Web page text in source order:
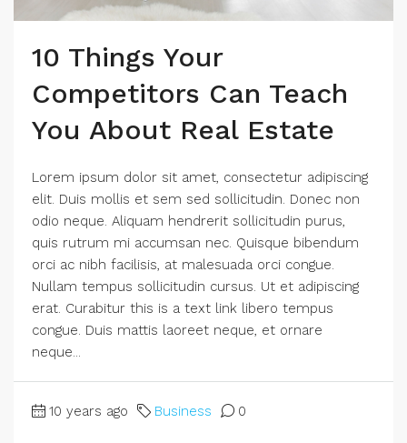
10 Things Your
Competitors Can Teach
You About Real Estate
Lorem ipsum dolor sit amet, consectetur adipiscing
elit. Duis mollis et sem sed sollicitudin. Donec non
odio neque. Aliquam hendrerit sollicitudin purus,
quis rutrum mi accumsan nec. Quisque bibendum
orci ac nibh facilisis, at malesuada orci congue.
Nullam tempus sollicitudin cursus. Ut et adipiscing
erat. Curabitur this is a text link libero tempus
congue. Duis mattis laoreet neque, et ornare
neque...
10 years ago Business 0